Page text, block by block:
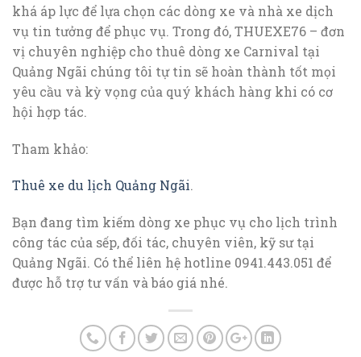
khá áp lực để lựa chọn các dòng xe và nhà xe dịch
vụ tin tưởng để phục vụ. Trong đó, THUEXE76 – đơn
vị chuyên nghiệp cho thuê dòng xe Carnival tại
Quảng Ngãi chúng tôi tự tin sẽ hoàn thành tốt mọi
yêu cầu và kỳ vọng của quý khách hàng khi có cơ
hội hợp tác.
Tham khảo:
Thuê xe du lịch Quảng Ngãi.
Bạn đang tìm kiếm dòng xe phục vụ cho lịch trình
công tác của sếp, đối tác, chuyên viên, kỹ sư tại
Quảng Ngãi. Có thể liên hệ hotline 0941.443.051 để
được hỗ trợ tư vấn và báo giá nhé.